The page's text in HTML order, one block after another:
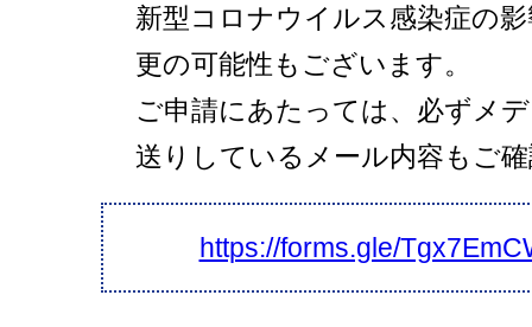
新型コロナウイルス感染症の
更の可能性もございます。
ご申請にあたっては、必ずメ
送りしているメール内容もご
https://forms.gle/